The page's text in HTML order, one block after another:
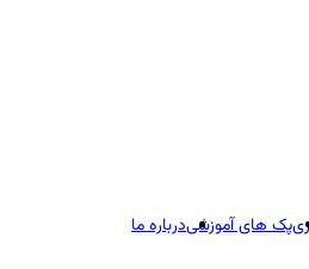
پک های آموزشیدرباره ما